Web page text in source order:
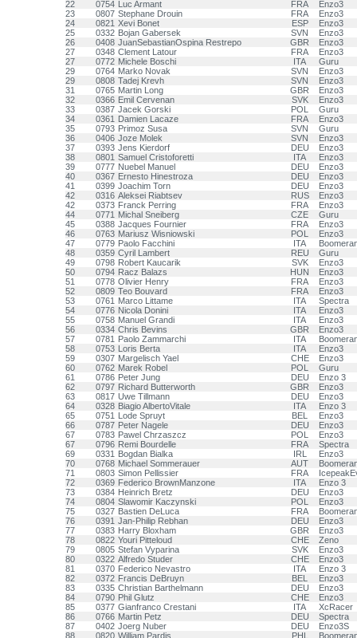
22
0754 Luc Armant FRA
Enzo3
23
0807 Stephane Drouin FRA
Enzo3
24
0821 Xevi Bonet ESP
Enzo3
25
0332 Bojan Gabersek SVN
Enzo3
26
0408 JuanSebastianOspina Restrepo GBR
Enzo3
27
0348 Clement Latour FRA
Enzo3
27
0772 Michele Boschi ITA
Guru
29
0764 Marko Novak SVN
Enzo3
29
0808 Tadej Krevh SVN
Enzo3
31
0765 Martin Long GBR
Enzo3
32
0366 Emil Cervenan SVK
Enzo3
33
0387 Jacek Gorski POL
Guru
34
0361 Damien Lacaze FRA
Enzo3
35
0793 Primoz Susa SVN
Guru
36
0406 Joze Molek SVN
Enzo3
37
0393 Jens Kierdorf DEU
Enzo3
38
0801 Samuel Cristoforetti ITA
Enzo3
39
0777 Nuebel Manuel DEU
Enzo3
40
0367 Ernesto Hinestroza DEU
Enzo3
41
0399 Joachim Torn DEU
Enzo3
42
0316 Aleksei Riabtsev RUS
Enzo3
42
0373 Franck Perring FRA
Enzo3
44
0771 Michal Sneiberg CZE
Guru
45
0388 Jacques Fournier FRA
Enzo3
46
0763 Mariusz Wisniowski POL
Enzo3
47
0779 Paolo Facchini ITA
48
0359 Cyril Lambert REU
Guru
49
0798 Robert Kaucarik SVK
Enzo3
50
0794 Racz Balazs HUN
Enzo3
51
0778 Olivier Henry FRA
Enzo3
52
0809 Teo Bouvard FRA
Enzo3
53
0761 Marco Littame ITA
Spectra
54
0776 Nicola Donini ITA
Enzo3
55
0758 Manuel Grandi ITA
Enzo3
56
0334 Chris Bevins GBR
Enzo3
57
0781 Paolo Zammarchi ITA
58
0753 Loris Berta ITA
Enzo3
59
0307 Margelisch Yael CHE
Enzo3
60
0762 Marek Robel POL
Guru
61
0786 Peter Jung DEU
Enzo 3
62
0797 Richard Butterworth GBR
Enzo3
63
0817 Uwe Tillmann DEU
Enzo3
64
0328 Biagio AlbertoVitale ITA
Enzo 3
65
0751 Lode Spruyt BEL
Enzo3
66
0787 Peter Nagele DEU
Enzo3
67
0783 Pawel Chrzaszcz POL
Enzo3
67
0796 Remi Bourdelle FRA
Spectra
69
0331 Bogdan Bialka IRL
Enzo3
70
0768 Michael Sommerauer AUT
71
0803 Simon Pellissier FRA
72
0369 Federico BrownManzone ITA
Enzo 3
73
0384 Heinrich Bretz DEU
Enzo3
74
0804 Slawomir Kaczynski POL
Enzo3
75
0327 Bastien DeLuca FRA
76
0391 Jan-Philip Rebhan DEU
Enzo3
77
0383 Harry Bloxham GBR
Enzo3
78
0822 Youri Pitteloud CHE
Zeno
79
0805 Stefan Vyparina SVK
Enzo3
80
0322 Alfredo Studer CHE
Enzo3
81
0370 Federico Nevastro ITA
Enzo 3
82
0372 Francis DeBruyn BEL
Enzo3
83
0335 Christian Barthelmann DEU
Enzo3
84
0790 Phil Glutz CHE
Enzo3
85
0377 Gianfranco Crestani ITA
XcRacer
86
0766 Martin Petz DEU
Spectra
87
0402 Joerg Nuber DEU
Enzo3S
88
0820 William Pardis PHL